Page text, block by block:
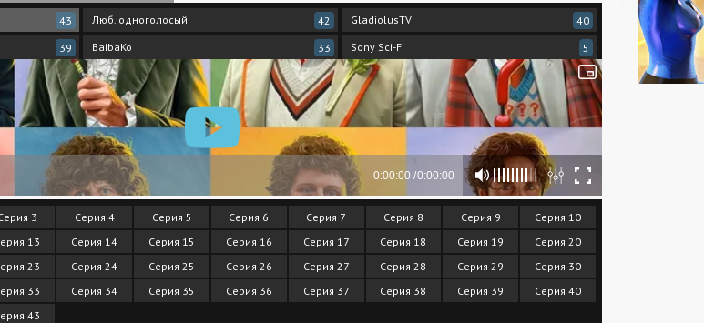
43 Люб. одноголосый 42 GladiolusTV
40
39 BaibaKo 33 Sony Sci-Fi 5
3 Серия 4 Серия 5 Серия 6 Серия 7 Серия 8 Серия 9
Серия 10
13 Серия 14 Серия 15 Серия 16 Серия 17 Серия 18 Серия 19
Серия 20
23 Серия 24 Серия 25 Серия 26 Серия 27 Серия 28 Серия 29
Серия 30
33 Серия 34 Серия 35 Серия 36 Серия 37 Серия 38 Серия 39
Серия 40
43